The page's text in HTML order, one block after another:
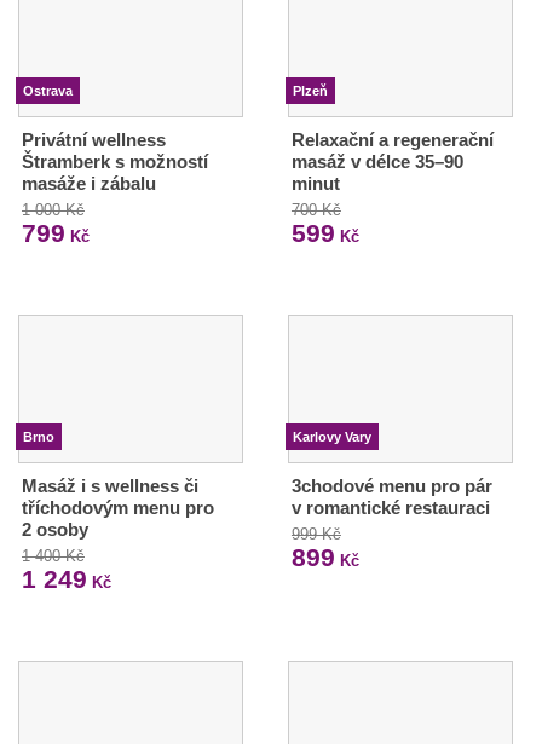
Ostrava
Privátní wellness
Štramberk s možností
masáže i zábalu
1 000 Kč
799 Kč
Plzeň
Relaxační a regenerační
masáž v délce 35–90
minut
700 Kč
599 Kč
Brno
Masáž i s wellness či
tříchodovým menu pro
2 osoby
1 400 Kč
1 249 Kč
Karlovy Vary
3chodové menu pro pár
v romantické restauraci
999 Kč
899 Kč